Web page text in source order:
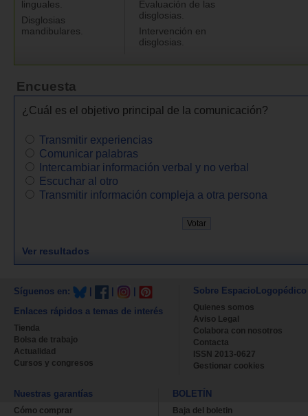
linguales.
Disglosias
mandibulares.
Evaluación de las
disglosias.
Intervención en
disglosias.
Encuesta
¿Cuál es el objetivo principal de la comunicación?
Transmitir experiencias
Comunicar palabras
Intercambiar información verbal y no verbal
Escuchar al otro
Transmitir información compleja a otra persona
Ver resultados
Síguenos en:
Enlaces rápidos a temas de interés
Tienda
Bolsa de trabajo
Actualidad
Cursos y congresos
Sobre EspacioLogopédico
Quienes somos
Aviso Legal
Colabora con nosotros
Contacta
ISSN 2013-0627
Gestionar cookies
Nuestras garantías
Cómo comprar
BOLETÍN
Baja del boletin